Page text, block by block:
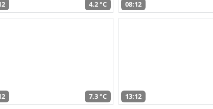
4,2 °C 08:12
7,3 °C 13:12